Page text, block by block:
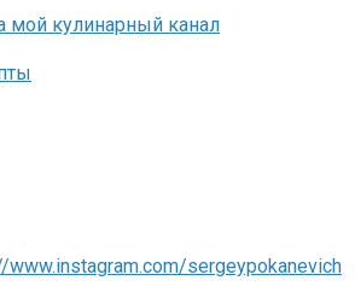
мой кулинарный канал
www.instagram.com/sergeypokanevich